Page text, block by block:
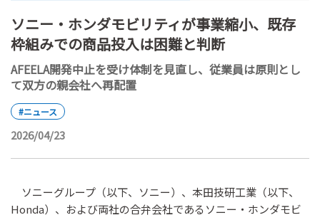
ソニー・ホンダモビリティが事業縮小、既存
枠組みでの商品投入は困難と判断
AFEELA開発中止を受け体制を見直し、従業員は原則とし
て双方の親会社へ再配置
#ニュース
2026/04/23
ソニーグループ（以下、ソニー）、本田技研工業（以下、
Honda）、および両社の合弁会社であるソニー・ホンダモビ